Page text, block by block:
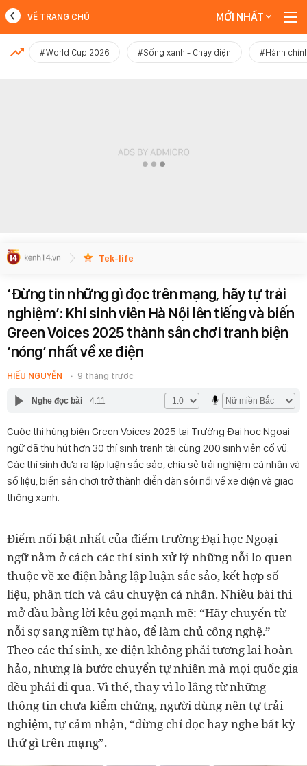
MỚI NHẤT
VỀ TRANG CHỦ MỚI NHẤT
#World Cup 2026 #Sống xanh - Chạy điện #Hành
Tek-life
‘Đừng tin những gì đọc trên mạng, hãy tự trải
nghiệm’: Khi sinh viên Hà Nội lên tiếng và biến
Green Voices 2025 thành sân chơi tranh biện
‘nóng’ nhất về xe điện
HIẾU NGUYỄN 9 tháng trước
Nghe đọc bài 4:11
Cuộc thi hùng biện Green Voices 2025 tại Trường Đại học Ngoại
ngữ đã thu hút hơn 30 thí sinh tranh tài cùng 200 sinh viên cổ vũ.
Các thí sinh đưa ra lập luận sắc sảo, chia sẻ trải nghiệm cá nhân và
số liệu, biến sân chơi trở thành diễn đàn sôi nổi về xe điện và giao
thông xanh.
Điểm nổi bật nhất của điểm trường Đại học Ngoại
ngữ nằm ở cách các thí sinh xử lý những nỗi lo quen
thuộc về xe điện bằng lập luận sắc sảo, kết hợp số
liệu, phân tích và câu chuyện cá nhân. Nhiều bài thi
mở đầu bằng lời kêu gọi mạnh mẽ: “Hãy chuyển từ
nỗi sợ sang niềm tự hào, để làm chủ công nghệ.”
Theo các thí sinh, xe điện không phải tương lai hoàn
hảo, nhưng là bước chuyển tự nhiên mà mọi quốc gia
đều phải đi qua. Vì thế, thay vì lo lắng từ những
thông tin chưa kiểm chứng, người dùng nên tự trải
nghiệm, tự cảm nhận, “đừng chỉ đọc hay nghe bất kỳ
thứ gì trên mạng”.